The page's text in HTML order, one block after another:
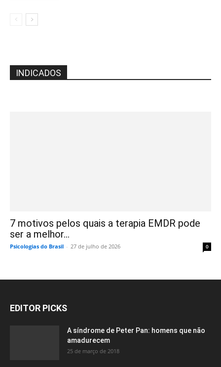
INDICADOS
7 motivos pelos quais a terapia EMDR pode
ser a melhor...
Psicologias do Brasil - 27 de julho de 2026 0
EDITOR PICKS
A síndrome de Peter Pan: homens que não
amadurecem
25 de março de 2018